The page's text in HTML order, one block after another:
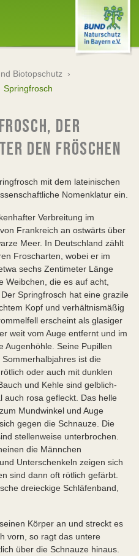
Biotopschutz ›
Springfrosch
DER
DEN FRÖSCHEN
mit dem lateinischen
Nomenklatur ein.
Verbreitung im
Frankreich an ostwärts über
Meer. In Deutschland zählt
Froscharten, wobei er im
sechs Zentimeter Länge
Weibchen, die es auf acht,
Springfrosch hat eine grazile
Kopf und verhältnismäßig
erscheint als glasiger
weit vom Auge entfernt und im
Augenhöhle. Seine Pupillen
ist die
oder auch mit dunklen
und Kehle sind gelblich-
auch rosa gefleckt. Das helle
Mundwinkel und Auge
gegen die Schnauze. Die
stellenweise unterbrochen.
die Männchen
Unterschenkeln zeigen sich
sind dann oft rötlich gefärbt.
dreieckige Schläfenband,
Körper an und streckt es
vorn, so ragt das untere
über die Schnauze hinaus.